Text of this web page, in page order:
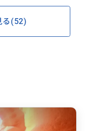
る(52)